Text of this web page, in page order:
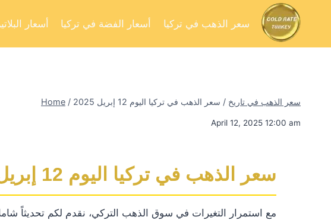
أسعار أسعار الفضة في تركيا سعر الذهب في تركيا
Home / سعر الذهب في تاريخ / سعر الذهب في تركيا اليوم 12 إبريل 2025
April 12, 2025 12:00 am
سعر الذهب في تركيا اليوم 12 إبريل 2025
مع استمرار التغيرات في سوق الذهب التركي، نقدم لكم تحديثاً شاملاً